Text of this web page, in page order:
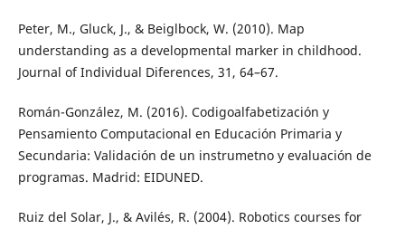
Peter, M., Gluck, J., & Beiglbock, W. (2010). Map
understanding as a developmental marker in childhood.
Journal of Individual Diferences, 31, 64–67.
Román-González, M. (2016). Codigoalfabetización y
Pensamiento Computacional en Educación Primaria y
Secundaria: Validación de un instrumetno y evaluación de
programas. Madrid: EIDUNED.
Ruiz del Solar, J., & Avilés, R. (2004). Robotics courses for